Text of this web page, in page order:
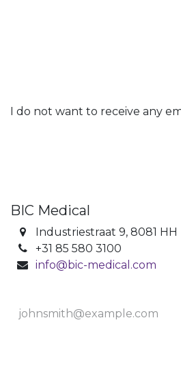
I do not want to receive any
BIC Medical
Industriestraat 9, 8081
+31 85 580 3100
info@bic-medical.com